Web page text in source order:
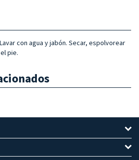
Lavar con agua y jabón. Secar, espolvorear
pie.